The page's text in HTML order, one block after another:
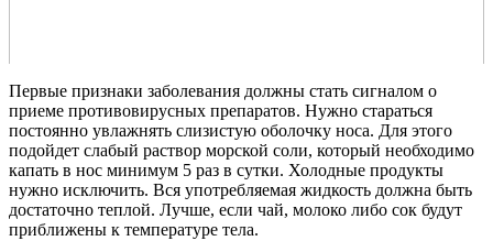
Первые признаки заболевания должны стать сигналом о
приеме противовирусных препаратов. Нужно стараться
постоянно увлажнять слизистую оболочку носа. Для этого
подойдет слабый раствор морской соли, который необходимо
капать в нос минимум 5 раз в сутки. Холодные продукты
нужно исключить. Вся употребляемая жидкость должна быть
достаточно теплой. Лучше, если чай, молоко либо сок будут
приближены к температуре тела.